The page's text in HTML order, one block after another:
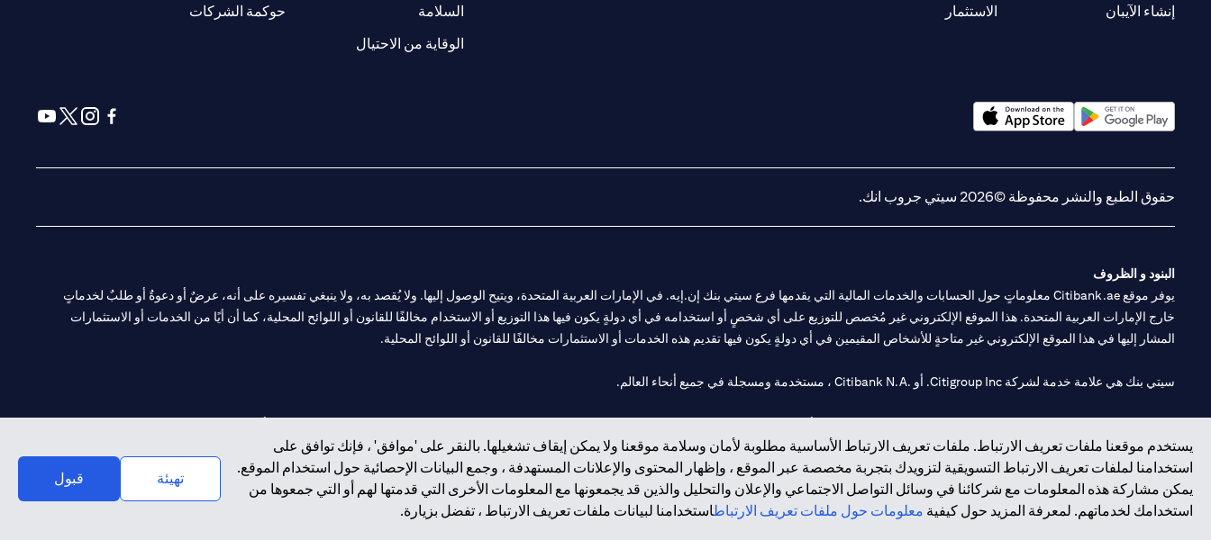
يستخدم موقعنا ملفات تعريف الارتباط. ملفات تعريف الارتباط الأساسية مطلوبة لأمان وسلامة موقعنا ولا يمكن إيقاف تشغيلها. بالنقر على 'موافق' ، فإنك توافق على
استخدامنا لملفات تعريف الارتباط التسويقية لتزويدك بتجربة مخصصة عبر الموقع ، وإظهار المحتوى والإعلانات المستهدفة ، وجمع البيانات الإحصائية حول استخدام الموقع.
يمكن مشاركة هذه المعلومات مع شركائنا في وسائل التواصل الاجتماعي والإعلان والتحليل والذين قد يجمعونها مع المعلومات الأخرى التي قدمتها لهم أو التي جمعوها من
استخدامك لخدماتهم. لمعرفة المزيد حول كيفية معلومات حول ملفات تعريف الارتباطاستخدامنا لبيانات ملفات تعريف الارتباط ، تفضل بزيارة.
تهيئة قبول
إنشاء الآيبان
الاستثمار
السلامة
الوقاية من الاحتيال
حوكمة الشركات
(opens in a new tab)
حقوق الطبع والنشر محفوظة ©2026 سيتي جروب انك.
البنود و الظروف
يوفر موقع Citibank.ae معلوماتٍ حول الحسابات والخدمات المالية التي يقدمها فرع سيتي بنك إن.إيه. في الإمارات العربية المتحدة، ويتيح الوصول إليها. ولا يُقصد به، ولا ينبغي تفسيره على أنه، عرضٌ أو دعوةٌ أو طلبٌ لخدماتٍ
خارج الإمارات العربية المتحدة. هذا الموقع الإلكتروني غير مُخصص للتوزيع على أي شخصٍ أو استخدامه في أي دولةٍ يكون فيها هذا التوزيع أو الاستخدام مخالفًا للقانون أو اللوائح المحلية، كما أن أيًا من الخدمات أو الاستثمارات
المشار إليها في هذا الموقع الإلكتروني غير متاحةٍ للأشخاص المقيمين في أي دولةٍ يكون فيها تقديم هذه الخدمات أو الاستثمارات مخالفًا للقانون أو اللوائح المحلية.
سيتي بنك هي علامة خدمة لشركة Citigroup Inc. أو .Citibank N.A ، مستخدمة ومسجلة في جميع أنحاء العالم.
فرع سيتي بنك إن إيه - الإمارات العربية المتحدة مرخص من مصرف الإمارات العربية المتحدة المركزي كفرع لبنك أجنبي.
وسيط تداول في الأسواق الدولية بموجب ترخيص رقم 20200000198 ج) إدارة المحافظ بموجب ترخيص رقم 20200000240 د) الحفظ بموجب ترخيص رقم 602003.
حقوق الطبع والنشر محفوظة ©2026 سيتي جروب انك.